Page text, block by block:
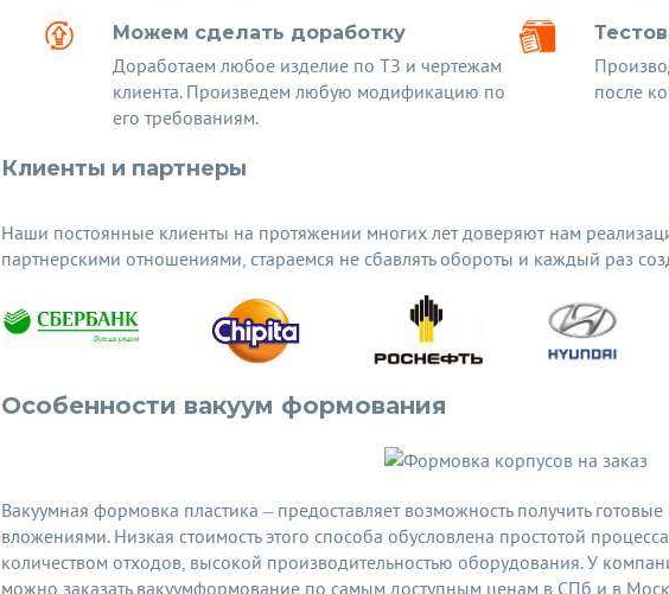
Можем сделать доработку
Доработаем любое изделие по ТЗ и чертежам
клиента. Произведем любую модификацию по
его требованиям.
после
Клиенты и партнеры
Наши постоянные клиенты на протяжении многих лет доверяют нам
партнерскими отношениями, стараемся не сбавлять обороты и каждый раз
Особенности вакуум формования
Вакуумная формовка пластика – предоставляет возможность получить
вложениями. Низкая стоимость этого способа обусловлена простотой
количеством отходов, высокой производительностью оборудования. У
можно заказать вакуумформование по самым доступным ценам в СПб и в